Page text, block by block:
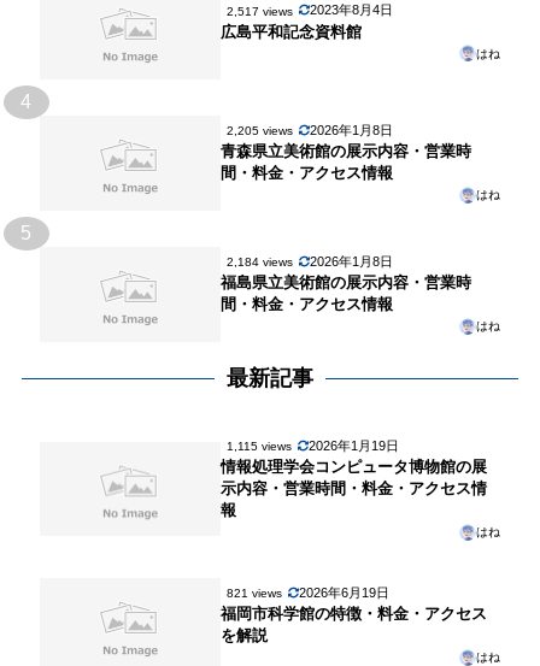
2,517 views 2023年8月4日
広島平和記念資料館
はね
4
2,205 views 2026年1月8日
青森県立美術館の展示内容・営業時
間・料金・アクセス情報
はね
5
2,184 views 2026年1月8日
福島県立美術館の展示内容・営業時
間・料金・アクセス情報
はね
最新記事
1,115 views 2026年1月19日
情報処理学会コンピュータ博物館の展
示内容・営業時間・料金・アクセス情
報
はね
821 views 2026年6月19日
福岡市科学館の特徴・料金・アクセス
を解説
はね